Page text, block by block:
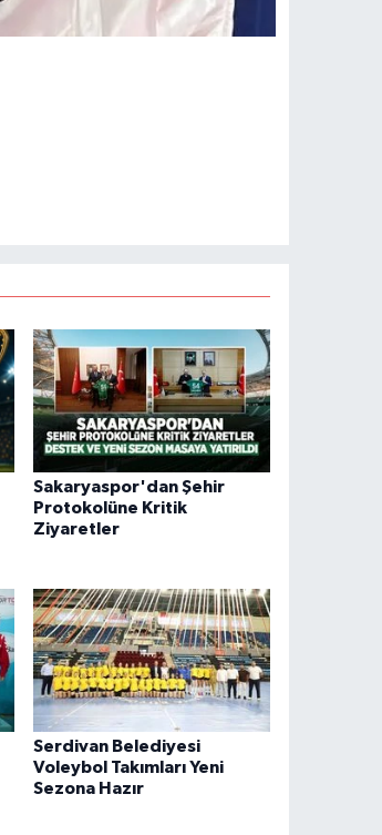
Sakaryaspor'dan Şehir
Protokolüne Kritik
Ziyaretler
Serdivan Belediyesi
Voleybol Takımları Yeni
Sezona Hazır